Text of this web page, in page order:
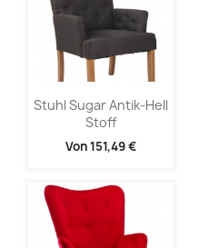
Stuhl Sugar Antik-Hell
Stoff
Von151,49 €